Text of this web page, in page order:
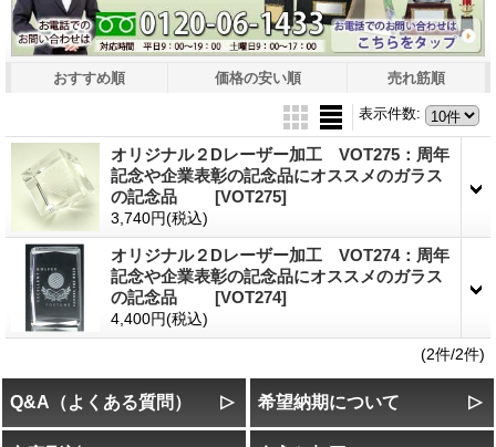
おすすめ順 価格の安い順 売れ筋順
表示件数:
オリジナル２Dレーザー加工 VOT275：周年
記念や企業表彰の記念品にオススメのガラス
の記念品
[VOT275]
3,740円(税込)
オリジナル２Dレーザー加工 VOT274：周年
記念や企業表彰の記念品にオススメのガラス
の記念品
[VOT274]
4,400円(税込)
(2件/2件)
Q&A（よくある質問） 希望納期について